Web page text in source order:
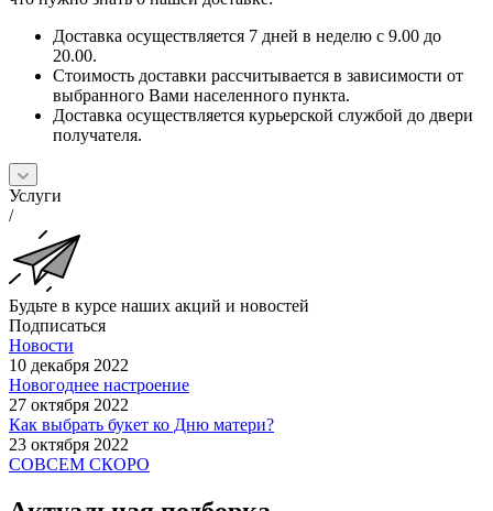
Доставка осуществляется 7 дней в неделю с 9.00 до
20.00.
Стоимость доставки рассчитывается в зависимости от
выбранного Вами населенного пункта.
Доставка осуществляется курьерской службой до двери
получателя.
Услуги
/
Будьте в курсе наших акций и новостей
Подписаться
Новости
10 декабря 2022
Новогоднее настроение
27 октября 2022
Как выбрать букет ко Дню матери?
23 октября 2022
СОВСЕМ СКОРО